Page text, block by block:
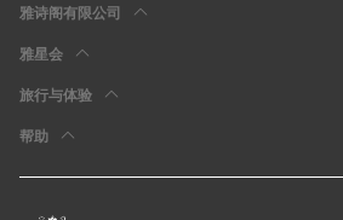
雅诗阁有限公司
雅星会
旅行与体验
帮助